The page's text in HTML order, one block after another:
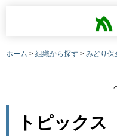
ホーム > 組織から探す > みどり保
トピックス